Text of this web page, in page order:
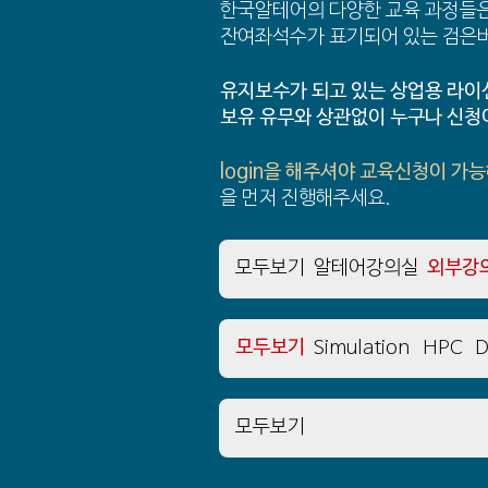
한국알테어의 다양한 교육 과정들
잔여좌석수가 표기되어 있는 검은
유지보수가 되고 있는 상업용 라
보유 유무와 상관없이 누구나 신
login을 해주셔야 교육신청이 가
을 먼저 진행해주세요.
모두보기 알테어강의실 외부강
모두보기 Simulation HPC
모두보기